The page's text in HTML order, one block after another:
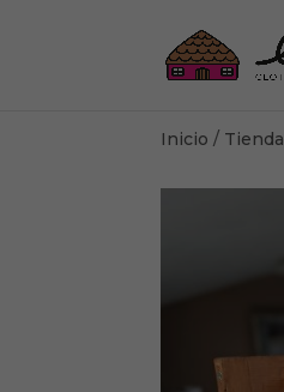
Inicio / Tienda